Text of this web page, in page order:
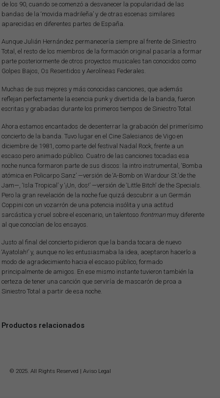
A1 Intro Emilio Cao
A7 Isla tropical
de los 90, cuando se comenzó a desvanecer la popularidad de las
bandas de la ‘movida madrileña’ y de otras escenas similares
aparecidas en diferentes partes de España.
Aunque Julián Hernández permanecería siempre al frente de Siniestro
Total, el resto de los miembros de la formación original pasaría a formar
parte posteriormente de otros proyectos musicales tan conocidos como
Golpes Bajos, Os Resentidos y Aerolíneas Federales.
Muchas de sus mejores y más conocidas canciones, que además
reflejan perfectamente la esencia punk y divertida de la banda, fueron
escritas y grabadas durante los primeros tiempos de Siniestro Total.
Ahora estamos encantados de desenterrar la grabación del primerísimo
concierto de la banda. Tuvo lugar en el Cine Salesianos de Vigo en
diciembre de 1981, como parte del festival Nadal Rock, frente a un
escaso pero animado público. Cuatro de las canciones tocadas esa
noche nunca formaron parte de sus discos: la intro instrumental, ‘Bomba
atómica en Policarpo Sanz’ —versión de ‘A-Bomb on Wardour St.’de the
Jam—, ‘Isla Tropical’ y ‘¡Un, dos!’ —versión de ‘Little Bitch’ de the Specials.
Pero la gran revelación de la noche fue quizá descubrir a un Germán
Coppini con un vozarrón de una potencia insólita y una actitud
sarcástica y cruel sobre el escenario, un talentoso frontmanmuy diferente
al que conocían de los ensayos.
Justo al final del concierto pidieron que la banda tocara de nuevo
‘Ayatolah!’ y, aunque no les entusiasmaba la idea, aceptaron hacerlo a
modo de agradecimiento hacia el escaso público, formado
principalmente de amigos. En ese mismo instante tuvieron también la
certeza de tener una canción que serviría de mascarón de proa a
Siniestro Total a partir de esa noche.
Productos relacionados
© 2025. All Rights Reserved | Aviso Legal